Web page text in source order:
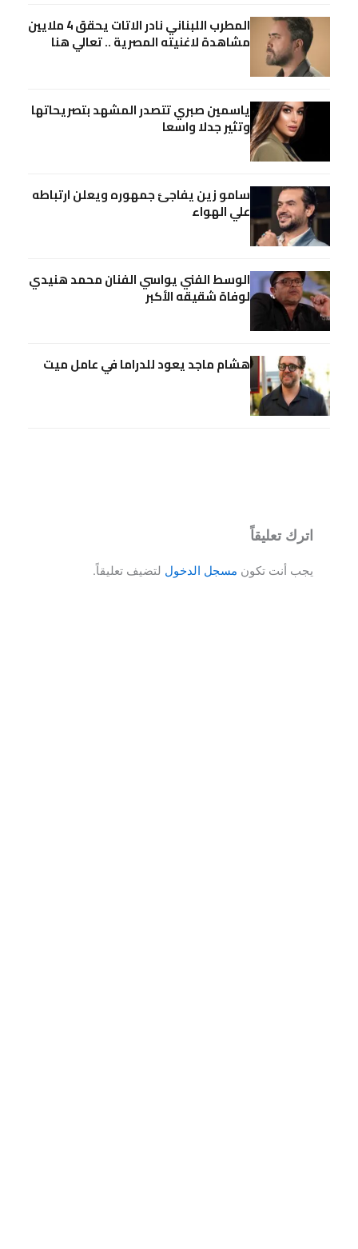
المطرب اللبناني نادر الاتات يحقق 4 ملايين
مشاهدة لاغنيته المصرية .. تعالي هنا
ياسمين صبري تتصدر المشهد بتصريحاتها
وتثير جدلا واسعا
سامو زين يفاجئ جمهوره ويعلن ارتباطه
علي الهواء
الوسط الفني يواسي الفنان محمد هنيدي
لوفاة شقيقه الأكبر
هشام ماجد يعود للدراما في عامل ميت
اترك تعليقاً
يجب أنت تكون مسجل الدخول لتضيف تعليقاً.